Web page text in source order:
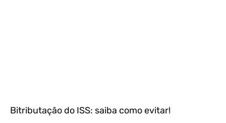
Bitributação do ISS: saiba como evitar!